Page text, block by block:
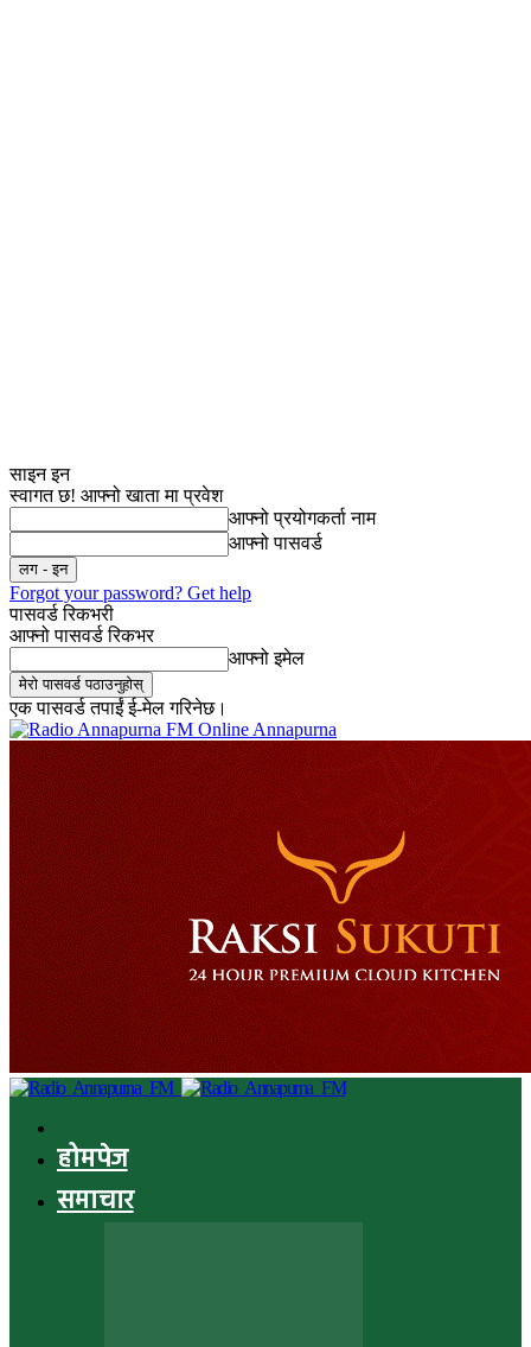
साइन इन
स्वागत छ! आफ्नो खाता मा प्रवेश
आफ्नो प्रयोगकर्ता नाम
आफ्नो पासवर्ड
Forgot your password? Get help
पासवर्ड रिकभरी
आफ्नो पासवर्ड रिकभर
आफ्नो इमेल
एक पासवर्ड तपाईं ई-मेल गरिनेछ।
Online Annapurna
होमपेज
समाचार